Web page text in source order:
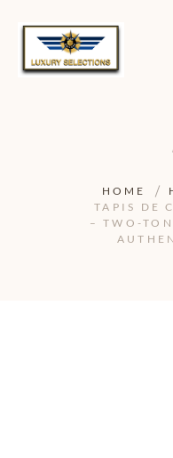
HOME
TAPIS DE
– TWO-